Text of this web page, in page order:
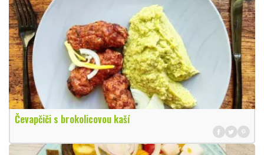
Čevapčiči s brokolicovou kaší